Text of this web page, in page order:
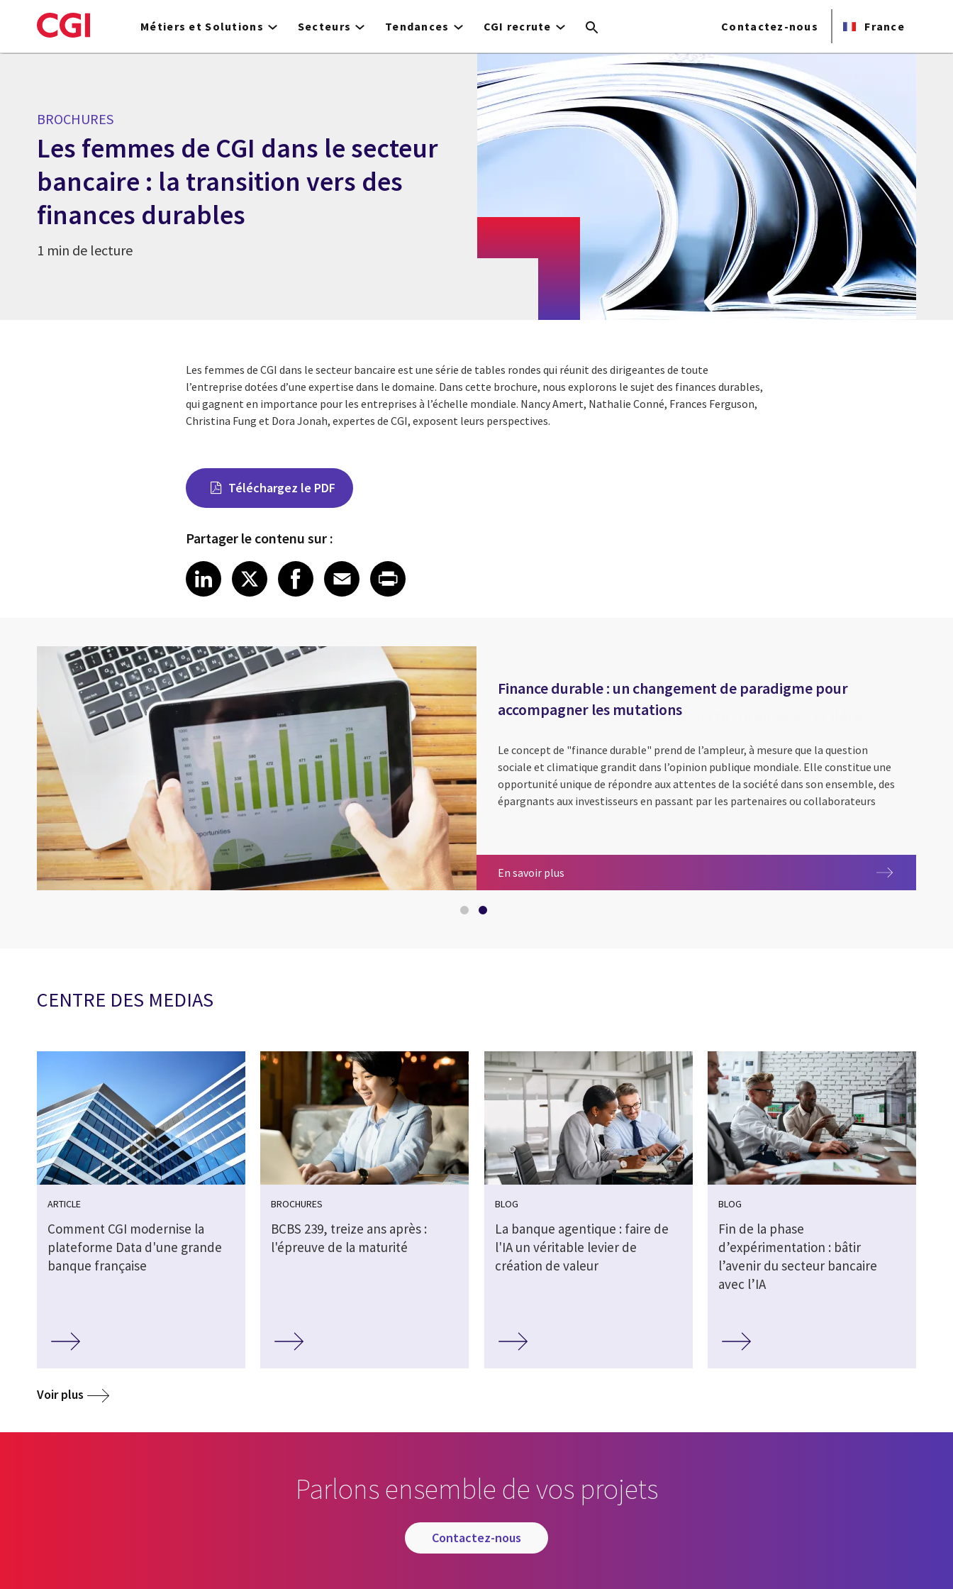
to
Métiers et Solutions Secteurs Tendances CGI recrute Contactez-nous France
BROCHURES
Les femmes de CGI dans le secteur
bancaire : la transition vers des
finances durables
1 min de lecture
Les femmes de CGI dans le secteur bancaire est une série de tables rondes qui réunit des dirigeantes de toute
l’entreprise dotées d’une expertise dans le domaine. Dans cette brochure, nous explorons le sujet des finances durables,
qui gagnent en importance pour les entreprises à l’échelle mondiale. Nancy Amert, Nathalie Conné, Frances Ferguson,
Christina Fung et Dora Jonah, expertes de CGI, exposent leurs perspectives.
Téléchargez le PDF
Partager le contenu sur :
Share on LinkedIn
LinkedIn
Share on X
XShare on Facebook
Facebook
Share on Email
Email
Share on Print
Finance durable : un changement de paradigme pour
accompagner les mutations
Le concept de "finance durable" prend de l’ampleur, à mesure que la question
sociale et climatique grandit dans l’opinion publique mondiale. Elle constitue une
opportunité unique de répondre aux attentes de la société dans son ensemble, des
épargnants aux investisseurs en passant par les partenaires ou collaborateurs
En savoir plus Finance durable : un changement de paradigme pour accompagner les
CENTRE DES MEDIAS
ARTICLE
Comment CGI modernise la
plateforme Data d'une grande
banque française
BROCHURES
BCBS 239, treize ans après :
l'épreuve de la maturité
BLOG
La banque agentique : faire de
l'IA un véritable levier de
création de valeur
BLOG
Fin de la phase
d’expérimentation : bâtir
l’avenir du secteur bancaire
avec l’IA
Voir plus
Parlons ensemble de vos projets
contactez-nous